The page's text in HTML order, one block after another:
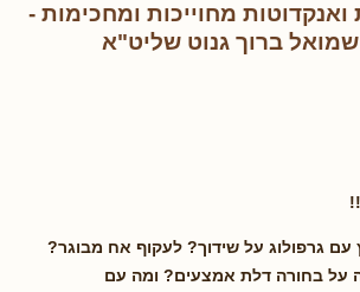
מחוייכות ומחכימות -
ברוך גנוט שליט"א
עם גרפולוג על שידוך? לעקוף אח מבוגר?
על בחורה דלת אמצעים? ומה עם